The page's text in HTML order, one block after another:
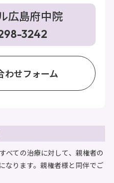
広島府中院
3242
わせフォーム
べての治療に対して、親権者の
なります。親権者様と同伴でご